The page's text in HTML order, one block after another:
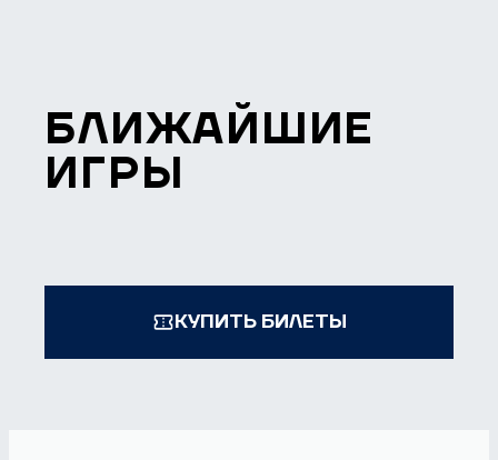
БЛИЖАЙШИЕ
ИГРЫ
КУПИТЬ БИЛЕТЫ